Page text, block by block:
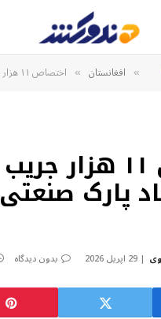
» افغانستان » اختصاص ۱۱ هزار جریب زمین برای ایجاد پارک صنعتی در غزنی
اختصاص ۱۱ هزار
پارک
29 اپریل 2026 بدون دیدگاه